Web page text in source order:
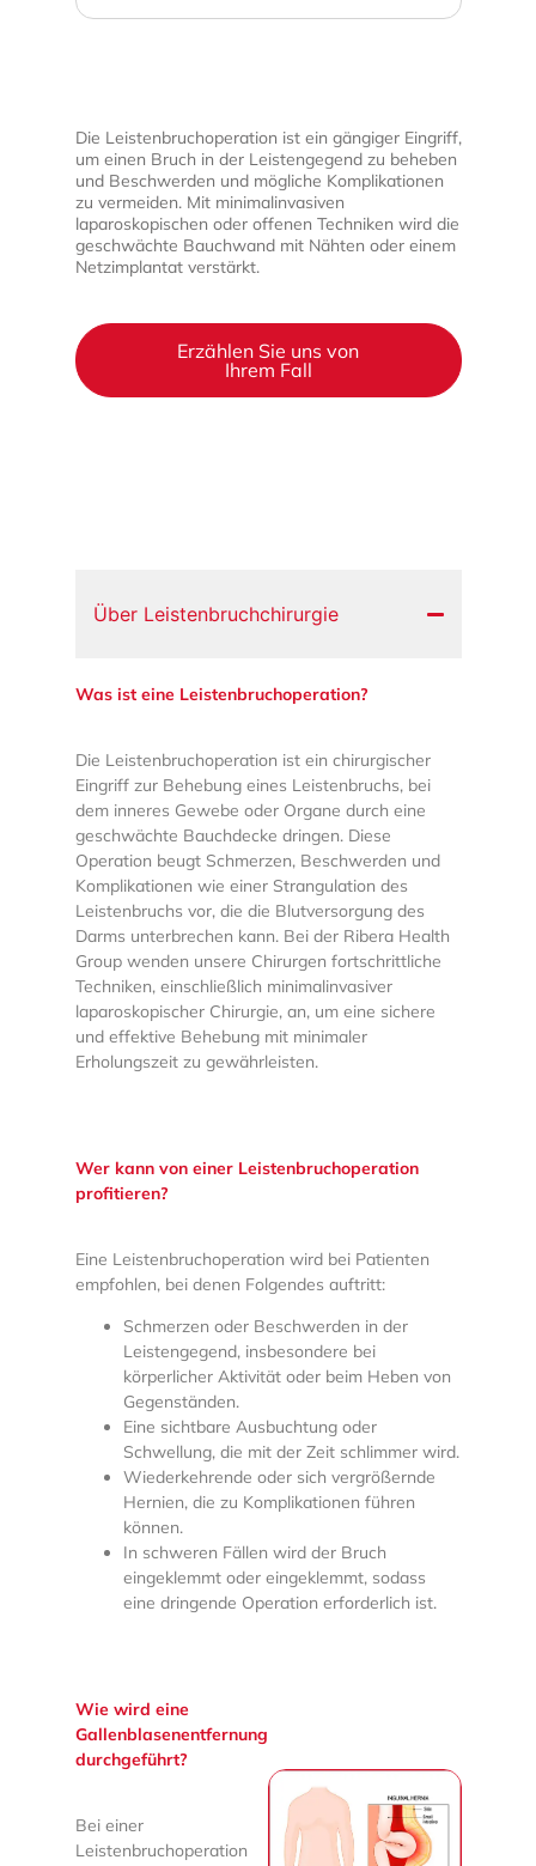
Die Leistenbruchoperation ist ein gängiger Eingriff,
um einen Bruch in der Leistengegend zu beheben
und Beschwerden und mögliche Komplikationen
zu vermeiden. Mit minimalinvasiven
laparoskopischen oder offenen Techniken wird die
geschwächte Bauchwand mit Nähten oder einem
Netzimplantat verstärkt.
Erzählen Sie uns von
Ihrem Fall
Über Leistenbruchchirurgie
Was ist eine Leistenbruchoperation?
Die Leistenbruchoperation ist ein chirurgischer
Eingriff zur Behebung eines Leistenbruchs, bei
dem inneres Gewebe oder Organe durch eine
geschwächte Bauchdecke dringen. Diese
Operation beugt Schmerzen, Beschwerden und
Komplikationen wie einer Strangulation des
Leistenbruchs vor, die die Blutversorgung des
Darms unterbrechen kann. Bei der Ribera Health
Group wenden unsere Chirurgen fortschrittliche
Techniken, einschließlich minimalinvasiver
laparoskopischer Chirurgie, an, um eine sichere
und effektive Behebung mit minimaler
Erholungszeit zu gewährleisten.
Wer kann von einer Leistenbruchoperation
profitieren?
Eine Leistenbruchoperation wird bei Patienten
empfohlen, bei denen Folgendes auftritt:
Schmerzen oder Beschwerden in der
Leistengegend, insbesondere bei
körperlicher Aktivität oder beim Heben von
Gegenständen.
Eine sichtbare Ausbuchtung oder
Schwellung, die mit der Zeit schlimmer wird.
Wiederkehrende oder sich vergrößernde
Hernien, die zu Komplikationen führen
können.
In schweren Fällen wird der Bruch
eingeklemmt oder eingeklemmt, sodass
eine dringende Operation erforderlich ist.
Wie wird eine
Gallenblasenentfernung
durchgeführt?
Bei einer
Leistenbruchoperation